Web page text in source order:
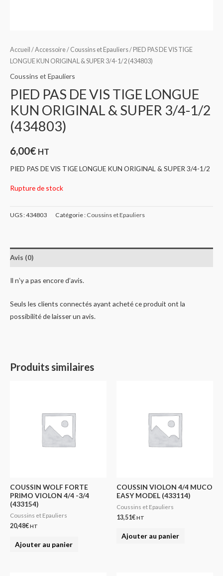
Accueil /Accessoire/ Coussins et Epauliers/ PIED PAS DE VIS TIGE
LONGUE KUN ORIGINAL & SUPER 3/4-1/2 (434803)
Coussins et Epauliers
PIED PAS DE VIS TIGE LONGUE
KUN ORIGINAL & SUPER 3/4-1/2
(434803)
6,00€ HT
PIED PAS DE VIS TIGE LONGUE KUN ORIGINAL & SUPER 3/4-1/2
Rupture de stock
UGS :434803 Catégorie : Coussins et Epauliers
Avis (0)
Il n’y a pas encore d’avis.
Seuls les clients connectés ayant acheté ce produit ont la
possibilité de laisser un avis.
Produits similaires
COUSSIN WOLF FORTE
PRIMO VIOLON 4/4 -3/4
(433154)
Coussins et Epauliers
20,48€HT
Ajouter au panier
COUSSIN VIOLON 4/4 MUCO
EASY MODEL (433114)
Coussins et Epauliers
13,51€HT
Ajouter au panier